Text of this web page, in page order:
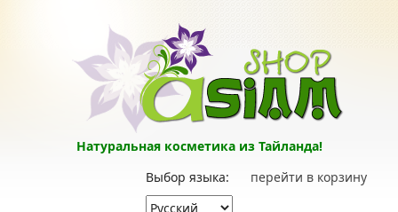
Натуральная косметика из Тайланда!
перейти в корзину
Выбор языка: